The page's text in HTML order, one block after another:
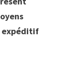
expéditif